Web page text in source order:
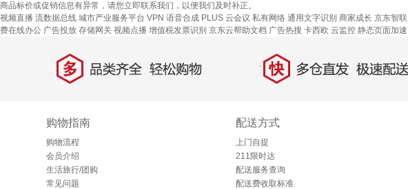
商品标价或促销信息有异常，请您立即联系我们，以便我们及时补正。
视频直播 流数据总线 城市产业服务平台 VPN 语音合成 PLUS 云会议 私有网络 通用文字识别 商家成长 京东智
费在线办公 广告投放 存储网关 视频点播 增值税发票识别 京东云帮助文档 广告热搜 卡西欧 云监控 静态页面加速
多 品类齐全，轻松购物 快 多仓直发，极速配送
购物指南
购物流程
会员介绍
生活旅行/团购
常见问题
配送方式
上门自提
211限时达
配送服务查询
配送费收取标准